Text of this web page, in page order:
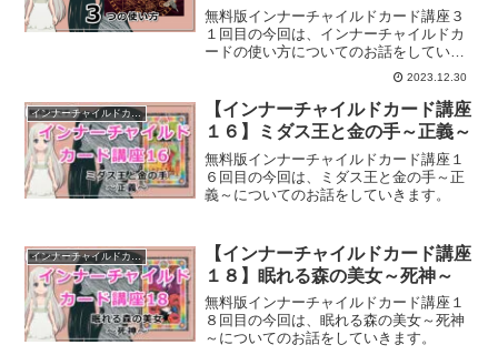
無料版インナーチャイルドカード講座３
１回目の今回は、インナーチャイルドカ
ードの使い方についてのお話をしていき
2023.12.30
インナーチャイルドカード講座
【インナーチャイルドカード講座
１６】ミダス王と金の手～正義～
無料版インナーチャイルドカード講座１
６回目の今回は、ミダス王と金の手～正
義～についてのお話をしていきます。
インナーチャイルドカード講座
【インナーチャイルドカード講座
１８】眠れる森の美女～死神～
無料版インナーチャイルドカード講座１
８回目の今回は、眠れる森の美女～死神
～についてのお話をしていきます。